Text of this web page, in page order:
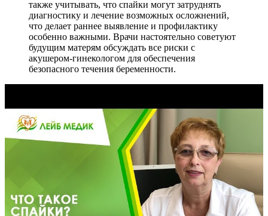
также учитывать, что спайки могут затруднять
диагностику и лечение возможных осложнений,
что делает раннее выявление и профилактику
особенно важными. Врачи настоятельно советуют
будущим матерям обсуждать все риски с
акушером-гинекологом для обеспечения
безопасного течения беременности.